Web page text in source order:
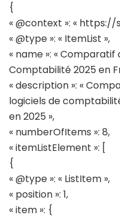
{
« @context »: « https://
« @type »: « ItemList »,
« name »: « Comparatif
Comptabilité 2025 en
« description »: «
logiciels de
en 2025 »,
« numberOfItems »: 8,
« itemListElement »: [
{
« @type »: « ListItem »,
« position »: 1,
« item »: {